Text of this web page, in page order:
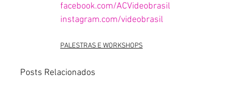
facebook.com/ACVideobrasil
instagram.com/videobrasil
PALESTRAS E WORKSHOPS
Posts Relacionados